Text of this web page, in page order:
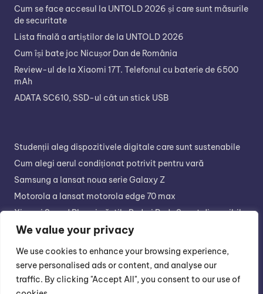
We value your privacy
We use cookies to enhance your browsing experience,
serve personalised ads or content, and analyse our
traffic. By clicking "Accept All", you consent to our use of
Cum se face accesul la UNTOLD 2026 și care sunt măsurile
de securitate
Lista finală a artiștilor de la UNTOLD 2026
Cum își bate joc Nicușor Dan de România
Review-ul de la Xiaomi 17T. Telefonul cu baterie de 6500
mAh
ADATA SC610, SSD-ul cât un stick USB
Studenții aleg dispozitivele digitale care sunt sustenabile
Cum alegi aerul condiționat potrivit pentru vară
Samsung a lansat noua serie Galaxy Z
Motorola a lansat motorola edge 70 max
Xiaomi Sound Play și căștile Redmi Buds 8 sunt disponibile
în retail